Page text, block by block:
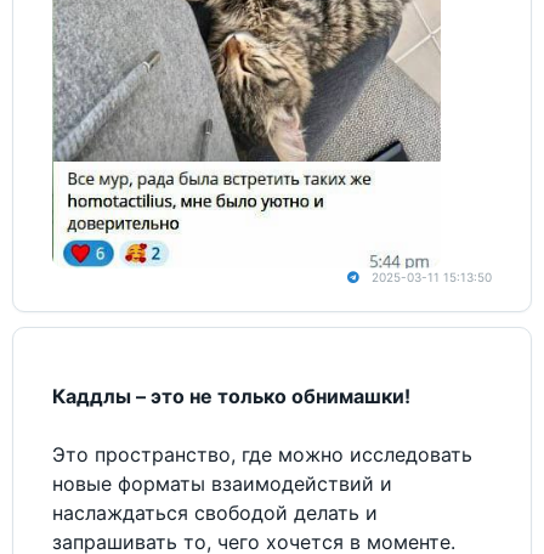
2025-03-11 15:13:50
Каддлы – это не только обнимашки!
Это пространство, где можно исследовать
новые форматы взаимодействий и
наслаждаться свободой делать и
запрашивать то, чего хочется в моменте.